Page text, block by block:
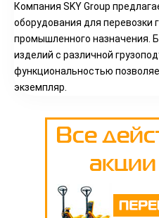
Компания SKY Group
оборудования для перевозки
промышленного назначения.
изделий с различной
функциональностью
экземпляр.